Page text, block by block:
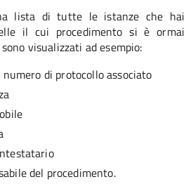
lista di tutte le istanze che hai
il cui procedimento si è ormai
visualizzati ad esempio:
di protocollo associato
del procedimento.